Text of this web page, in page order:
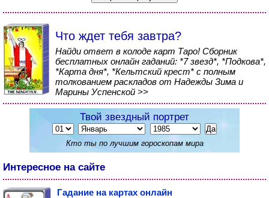
Что ждет тебя завтра?
Найди ответ в колоде карт Таро! Сборник
бесплатных онлайн гаданий: *7 звезд*, *Подкова*,
*Карта дня*, *Кельтский крест* с полным
толкованием раскладов от Надежды Зима и
Марины Успенской >>
Твой звездный портрет
Кто ты по лучшим гороскопам мира
Интересное на сайте
Гадание на картах онлайн